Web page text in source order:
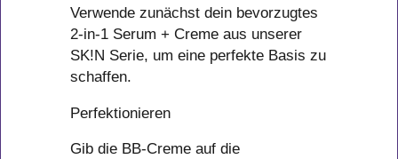
Verwende zunächst dein bevorzugtes
2-in-1 Serum + Creme aus unserer
SK!N Serie, um eine perfekte Basis zu
schaffen.
Perfektionieren
Gib die BB-Creme auf die